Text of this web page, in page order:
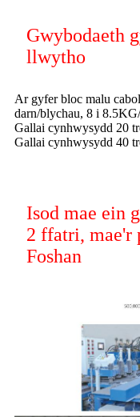
Gwybodaeth
llwytho
Ar gyfer bloc malu
darn/blychau, 8 i
Gallai cynhwysydd 20
Gallai cynhwysydd 40
Isod mae ein
2 ffatri,
Foshan